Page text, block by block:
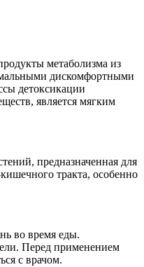
метаболизма из
дискомфортными
детоксикации
является мягким
предназначенная для
тракта, особенно
во время еды.
Перед применением
с врачом.